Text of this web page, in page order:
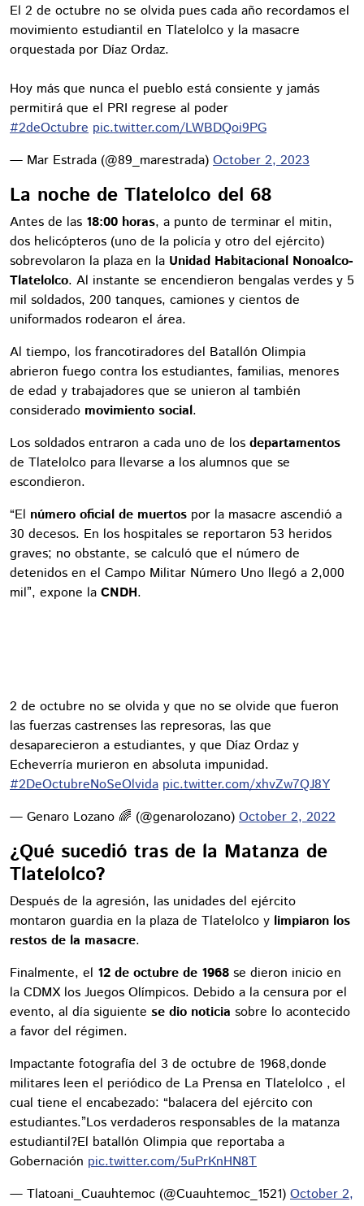
El 2 de octubre no se olvida pues cada año recordamos el
movimiento estudiantil en Tlatelolco y la masacre
orquestada por Díaz Ordaz.
Hoy más que nunca el pueblo está consiente y jamás
permitirá que el PRI regrese al poder
#2deOctubre pic.twitter.com/LWBDQoi9PG
— Mar Estrada (@89_marestrada) October 2, 2023
La noche de Tlatelolco del 68
Antes de las 18:00 horas, a punto de terminar el mitin,
dos helicópteros (uno de la policía y otro del ejército)
sobrevolaron la plaza en la Unidad Habitacional Nonoalco-
Tlatelolco. Al instante se encendieron bengalas verdes y 5
mil soldados, 200 tanques, camiones y cientos de
uniformados rodearon el área.
Al tiempo, los francotiradores del Batallón Olimpia
abrieron fuego contra los estudiantes, familias, menores
de edad y trabajadores que se unieron al también
considerado movimiento social.
Los soldados entraron a cada uno de los departamentos
de Tlatelolco para llevarse a los alumnos que se
escondieron.
“El número oficial de muertos por la masacre ascendió a
30 decesos. En los hospitales se reportaron 53 heridos
graves; no obstante, se calculó que el número de
detenidos en el Campo Militar Número Uno llegó a 2,000
mil”, expone la CNDH.
2 de octubre no se olvida y que no se olvide que fueron
las fuerzas castrenses las represoras, las que
desaparecieron a estudiantes, y que Díaz Ordaz y
Echeverría murieron en absoluta impunidad.
#2DeOctubreNoSeOlvida pic.twitter.com/xhvZw7QJ8Y
— Genaro Lozano 🌈 (@genarolozano) October 2, 2022
¿Qué sucedió tras de la Matanza de
Tlatelolco?
Después de la agresión, las unidades del ejército
montaron guardia en la plaza de Tlatelolco y limpiaron los
restos de la masacre.
Finalmente, el 12 de octubre de 1968 se dieron inicio en
la CDMX los Juegos Olímpicos. Debido a la censura por el
evento, al día siguiente se dio noticia sobre lo acontecido
a favor del régimen.
Impactante fotografía del 3 de octubre de 1968,donde
militares leen el periódico de La Prensa en Tlatelolco , el
cual tiene el encabezado: “balacera del ejército con
estudiantes.”Los verdaderos responsables de la matanza
estudiantil?El batallón Olimpia que reportaba a
Gobernación pic.twitter.com/5uPrKnHN8T
— Tlatoani_Cuauhtemoc (@Cuauhtemoc_1521) October 2,